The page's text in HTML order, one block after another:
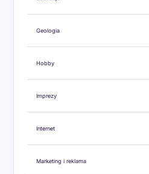
Geologia
Hobby
Imprezy
Internet
Marketing i reklama